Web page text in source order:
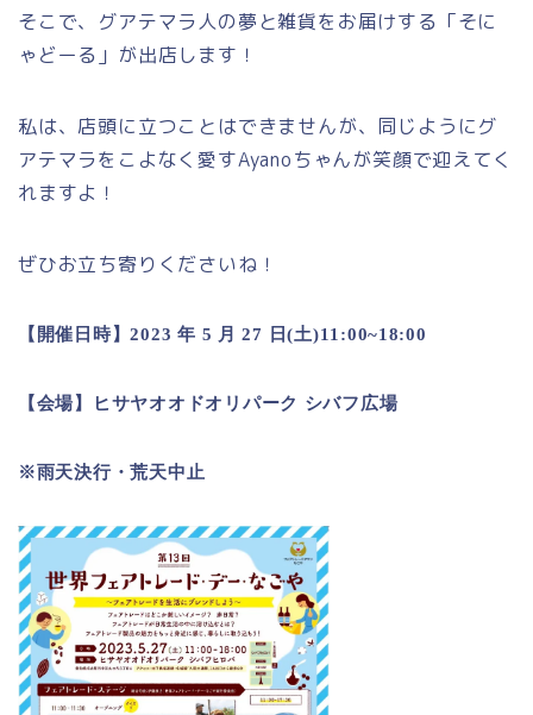
そこで、グアテマラ人の夢と雑貨をお届けする「そに
ゃどーる」が出店します！
私は、店頭に立つことはできませんが、同じようにグ
アテマラをこよなく愛すAyanoちゃんが笑顔で迎えてく
れますよ！
ぜひお立ち寄りくださいね！
【開催日時】2023 年 5 月 27 日(土)11:00~18:00
【会場】ヒサヤオオドオリパーク シバフ広場
※雨天決行・荒天中止